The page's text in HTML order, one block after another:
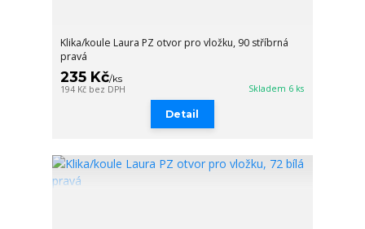
Klika/koule Laura PZ otvor pro vložku, 90 stříbrná
pravá
235 Kč/ks
194 Kč bez DPH Skladem 6 ks
Detail